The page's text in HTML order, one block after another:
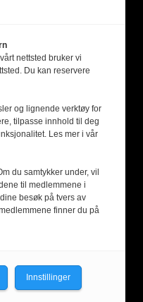
nettsted bruker vi
Du kan reservere
og lignende verktøy for
tilpasse innhold til deg
Les mer i vår
du samtykker under, vil
til medlemmene i
besøk på tvers av
finner du på
Innstillinger